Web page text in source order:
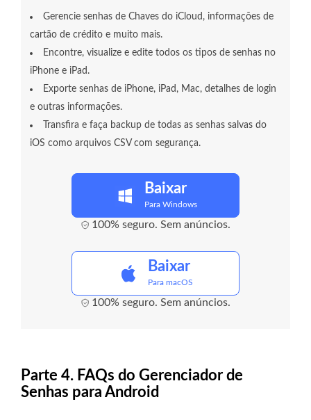
Gerencie senhas de Chaves do iCloud, informações de
cartão de crédito e muito mais.
Encontre, visualize e edite todos os tipos de senhas no
iPhone e iPad.
Exporte senhas de iPhone, iPad, Mac, detalhes de login
e outras informações.
Transfira e faça backup de todas as senhas salvas do
iOS como arquivos CSV com segurança.
Baixar
Para Windows
100% seguro. Sem anúncios.
Baixar
Para macOS
100% seguro. Sem anúncios.
Parte 4. FAQs do Gerenciador de
Senhas para Android